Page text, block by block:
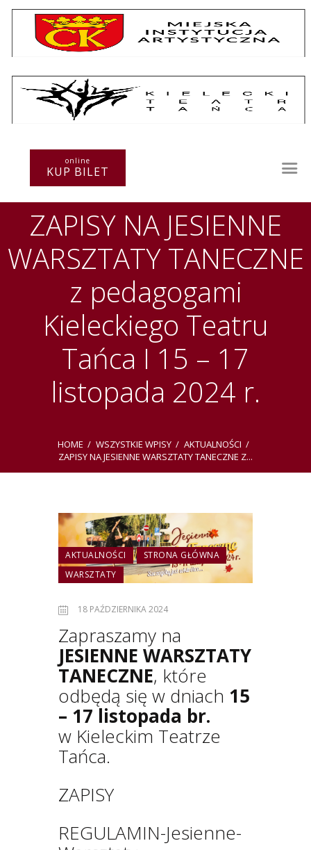
online
KUP BILET
ZAPISY NA JESIENNE
WARSZTATY TANECZNE
z pedagogami
Kieleckiego Teatru
Tańca I 15 – 17
listopada 2024 r.
HOME WSZYSTKIE WPISY
AKTUALNOŚCI
ZAPISY NA JESIENNE WARSZTATY TANECZNE Z...
Repertuar
Warsztaty
Festiwal
Kurs instruktorski
Sprawozdania
AKTUALNOŚCI
STRONA GŁÓWNA
WARSZTATY
18 PAŹDZIERNIKA 2024
Zapraszamy na
JESIENNE WARSZTATY
TANECZNE, które
odbędą się w dniach 15
– 17 listopada br.
w Kieleckim Teatrze
Tańca.
ZAPISY
REGULAMIN-Jesienne-